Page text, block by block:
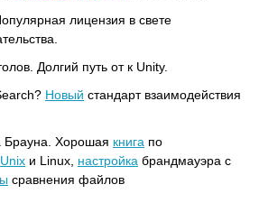
лицензия в свете
Долгий путь от к Unity.
Новый стандарт взаимодействия
Брауна. Хорошая книга по
Unix и Linux, настройка брандмауэра с
сравнения файлов